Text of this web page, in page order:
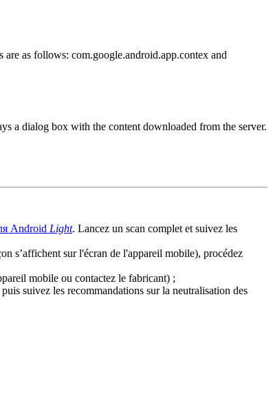
are as follows: com.google.android.app.contex and
a dialog box with the content downloaded from the server.
Android Light. Lancez un scan complet et suivez les
s’affichent sur l'écran de l'appareil mobile), procédez
mobile ou contactez le fabricant) ;
suivez les recommandations sur la neutralisation des